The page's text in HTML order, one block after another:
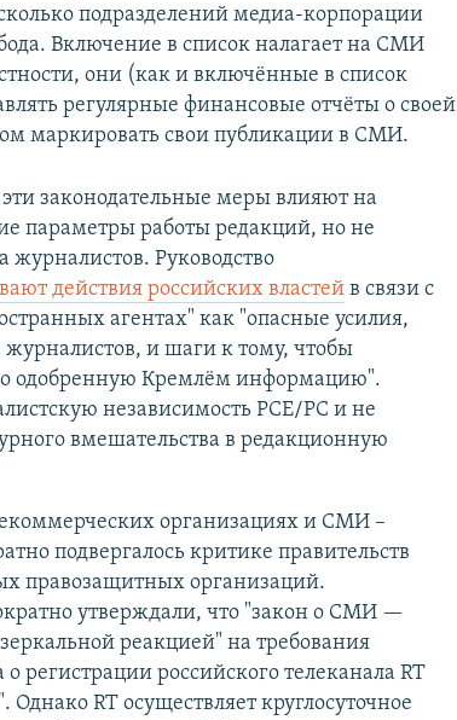
подразделений медиа-корпорации
Включение в список налагает на СМИ
они (как и включённые в список
регулярные финансовые отчёты о своей
маркировать свои публикации в СМИ.
законодательные меры влияют на
параметры работы редакций, но не
журналистов. Руководство
действия российских властейв связи с
агентах" как "опасные усилия,
и шаги к тому, чтобы
одобренную Кремлём информацию".
независимость РСЕ/РС и не
вмешательства в редакционную
организациях и СМИ –
подвергалось критике правительств
правозащитных организаций.
утверждали, что "закон о СМИ —
реакцией" на требования
регистрации российского телеканала RT
Однако RT осуществляет круглосуточное